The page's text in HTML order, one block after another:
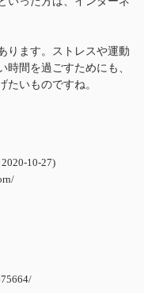
ります。ストレスや運動
間を過ごすためにも、
たいものですね。
10-27)